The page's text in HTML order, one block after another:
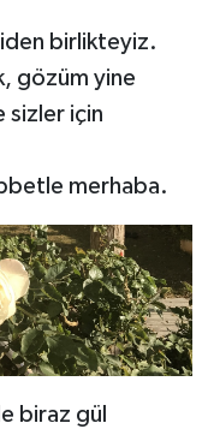
birlikteyiz.
gözüm yine
sizler için
merhaba.
biraz gül